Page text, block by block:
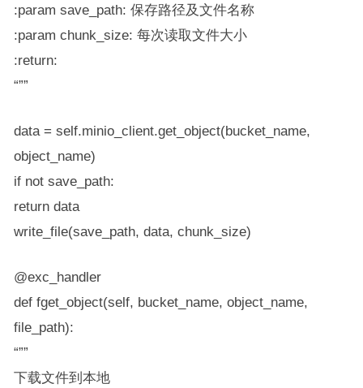
:param save_path: 保存路径及文件名称
:param chunk_size: 每次读取文件大小
:return:
“””
data = self.minio_client.get_object(bucket_name,
object_name)
if not save_path:
return data
write_file(save_path, data, chunk_size)
@exc_handler
def fget_object(self, bucket_name, object_name,
file_path):
“””
下载文件到本地